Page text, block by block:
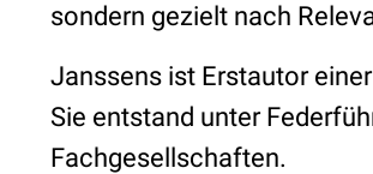
sondern gezielt nach
Janssens ist Erstautor
Sie entstand unter
Fachgesellschaften.